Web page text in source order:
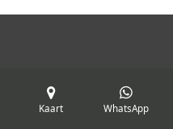
Kaart WhatsApp